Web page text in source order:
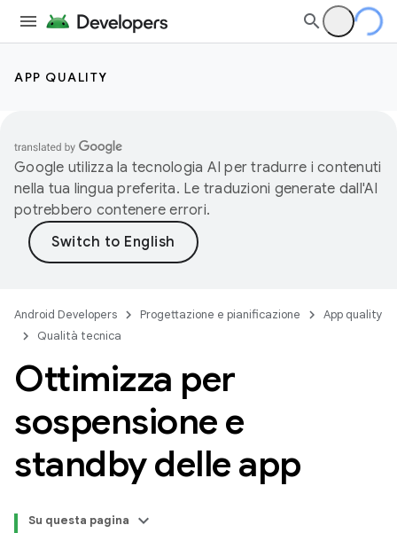
APP QUALITY
Google utilizza la tecnologia AI per tradurre i contenuti
nella tua lingua preferita. Le traduzioni generate dall'AI
potrebbero contenere errori.
Android Developers Progettazione e pianificazione
App quality
Qualità tecnica
Ottimizza per
sospensione e
standby delle app
Su questa pagina